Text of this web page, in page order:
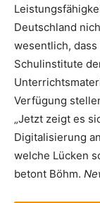
Deutschland
wesentlich,
Schulinstitute
Verfügung
„Jetzt zeigt es
Digitalisierung
welche Lücken
betont Böhm.